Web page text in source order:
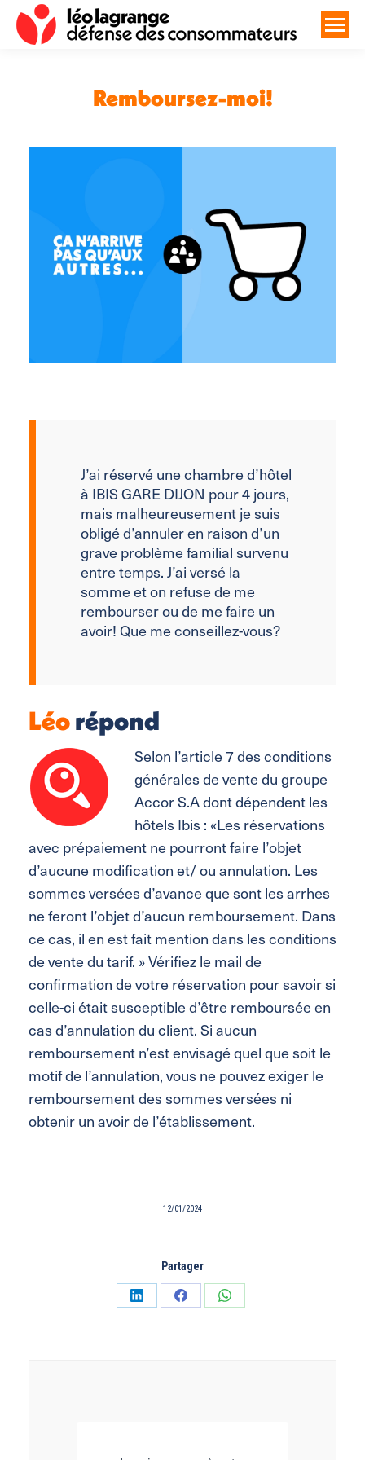
Remboursez-moi!
J’ai réservé une chambre d’hôtel
à IBIS GARE DIJON pour 4 jours,
mais malheureusement je suis
obligé d’annuler en raison d’un
grave problème familial survenu
entre temps. J’ai versé la
somme et on refuse de me
rembourser ou de me faire un
avoir! Que me conseillez-vous?
Léorépond
Selon l’article 7 des conditions
générales de vente du groupe
Accor S.A dont dépendent les
hôtels Ibis : «Les réservations
avec prépaiement ne pourront faire l’objet
d’aucune modification et/ ou annulation. Les
sommes versées d’avance que sont les arrhes
ne feront l’objet d’aucun remboursement. Dans
ce cas, il en est fait mention dans les conditions
de vente du tarif. » Vérifiez le mail de
confirmation de votre réservation pour savoir si
celle-ci était susceptible d’être remboursée en
cas d’annulation du client. Si aucun
remboursement n’est envisagé quel que soit le
motif de l’annulation, vous ne pouvez exiger le
remboursement des sommes versées ni
obtenir un avoir de l’établissement.
12/01/2024
Partager
PartagerPartagerPartager